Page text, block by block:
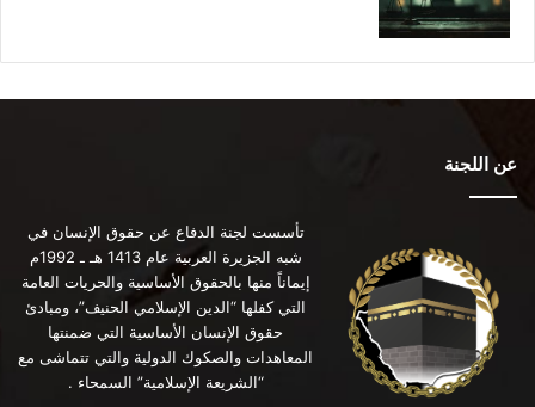
عن اللجنة
تأسست لجنة الدفاع عن حقوق الإنسان في
شبه الجزيرة العربية عام 1413 هـ ـ 1992م
إيماناً منها بالحقوق الأساسية والحريات العامة
التي كفلها “الدين الإسلامي الحنيف”، ومبادئ
حقوق الإنسان الأساسية التي ضمنتها
المعاهدات والصكوك الدولية والتي تتماشى مع
“الشريعة الإسلامية” السمحاء .